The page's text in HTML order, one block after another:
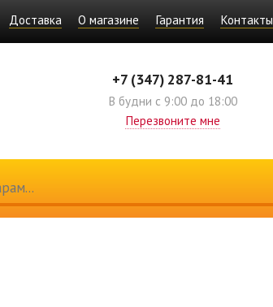
Доставка О магазине Гарантия Контакты
+7 (347) 287-81-41
В будни с 9:00 до 18:00
Перезвоните мне